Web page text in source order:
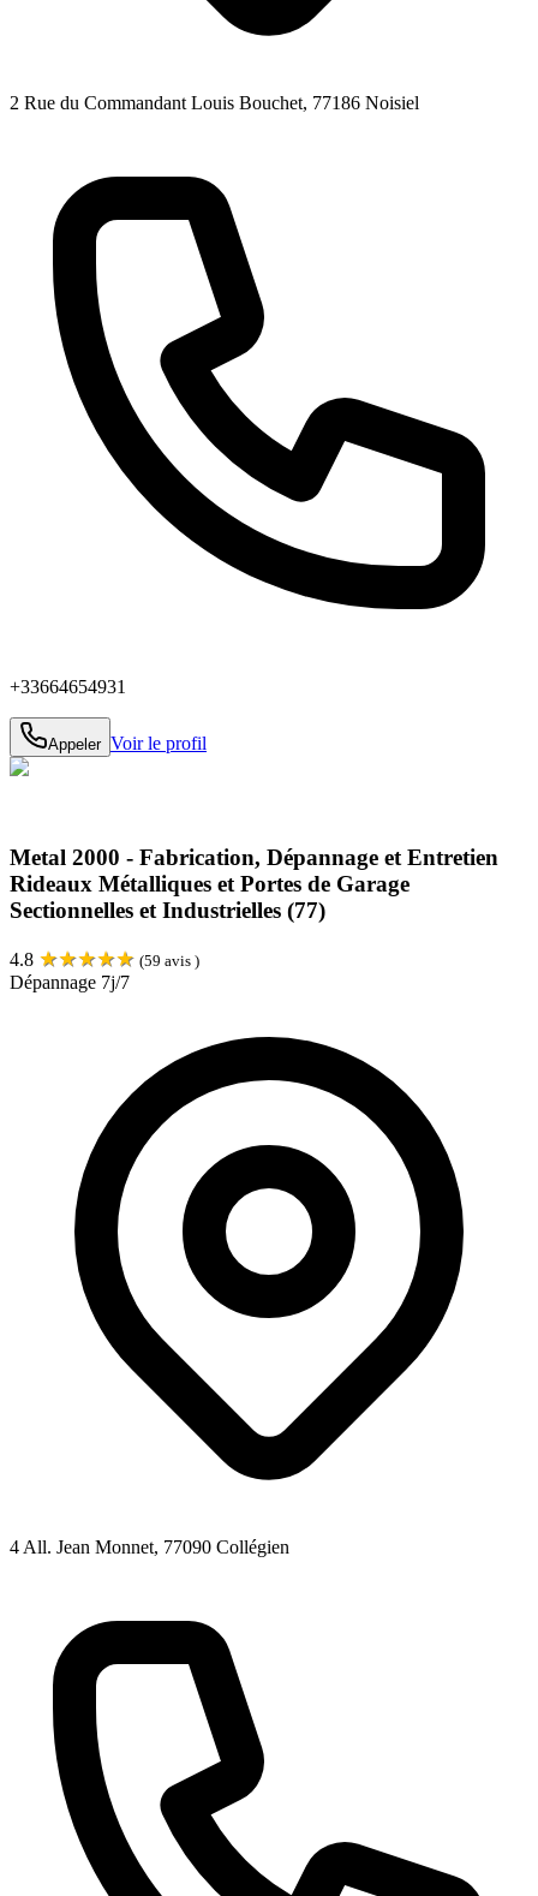
2 Rue du Commandant Louis Bouchet, 77186 Noisiel
+33664654931
Appeler Voir le profil
Metal 2000 - Fabrication, Dépannage et Entretien
Rideaux Métalliques et Portes de Garage
Sectionnelles et Industrielles (77)
4.8 ★★★★★ (59 avis )
Dépannage 7j/7
4 All. Jean Monnet, 77090 Collégien